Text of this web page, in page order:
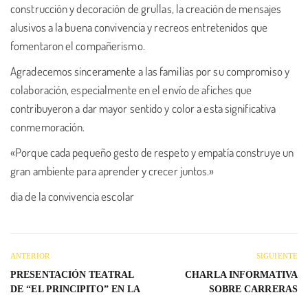
construcción y decoración de grullas, la creación de mensajes
alusivos a la buena convivencia y recreos entretenidos que
fomentaron el compañerismo.
Agradecemos sinceramente a las familias por su compromiso y
colaboración, especialmente en el envío de afiches que
contribuyeron a dar mayor sentido y color a esta significativa
conmemoración.
«Porque cada pequeño gesto de respeto y empatía construye un
gran ambiente para aprender y crecer juntos.»
dia de la convivencia escolar
ANTERIOR
PRESENTACIÓN TEATRAL
DE “EL PRINCIPITO” EN LA
SIGUIENTE
CHARLA INFORMATIVA
SOBRE CARRERAS